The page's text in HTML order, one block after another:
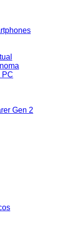
PC
Gen 2